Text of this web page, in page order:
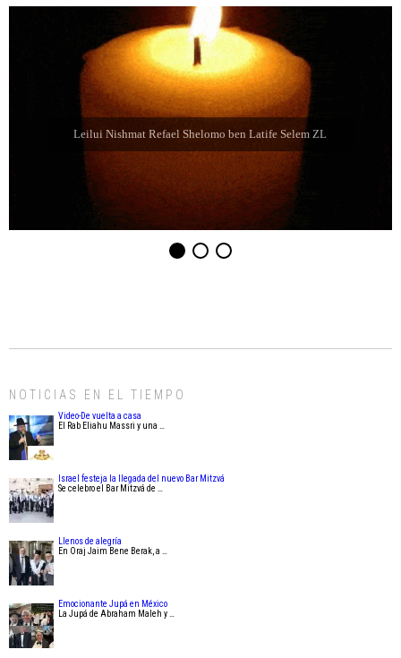
Leilui Nishmat Eliahu Jaim Jabbaz ZL ben Jacibe
NOTICIAS EN EL TIEMPO
Video-De vuelta a casa
El Rab Eliahu Massri y una …
Israel festeja la llegada del nuevo Bar Mitzvá
Se celebro el Bar Mitzvá de …
Llenos de alegría
En Oraj Jaim Bene Berak, a …
Emocionante Jupá en México
La Jupá de Abraham Maleh y …